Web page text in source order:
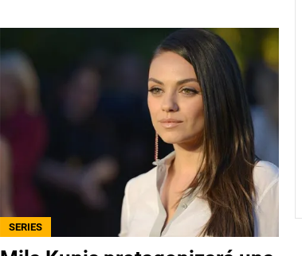
SERIES